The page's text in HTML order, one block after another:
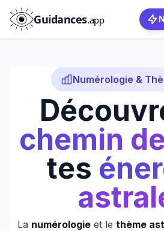
Guidances.app
Numérologie &
chemin
tes
La numérologieet le thème